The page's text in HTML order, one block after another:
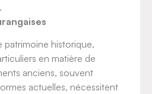
patrimoine historique,
en matière de
anciens, souvent
actuelles, nécessitent